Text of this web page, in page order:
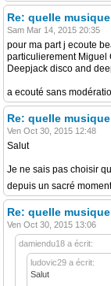
Re: quelle
Sam Mar 14, 2015 20:35
pour ma part j ecoute
particulierement Miguel
Deepjack disco and
a ecouté sans
Re: quelle
Ven Oct 30, 2015 12:48
Salut
Je ne sais pas choisir
depuis un sacré
Re: quelle
Ven Oct 30, 2015 13:06
damiendu18 a écrit:
ludovic29 a écrit:
Salut